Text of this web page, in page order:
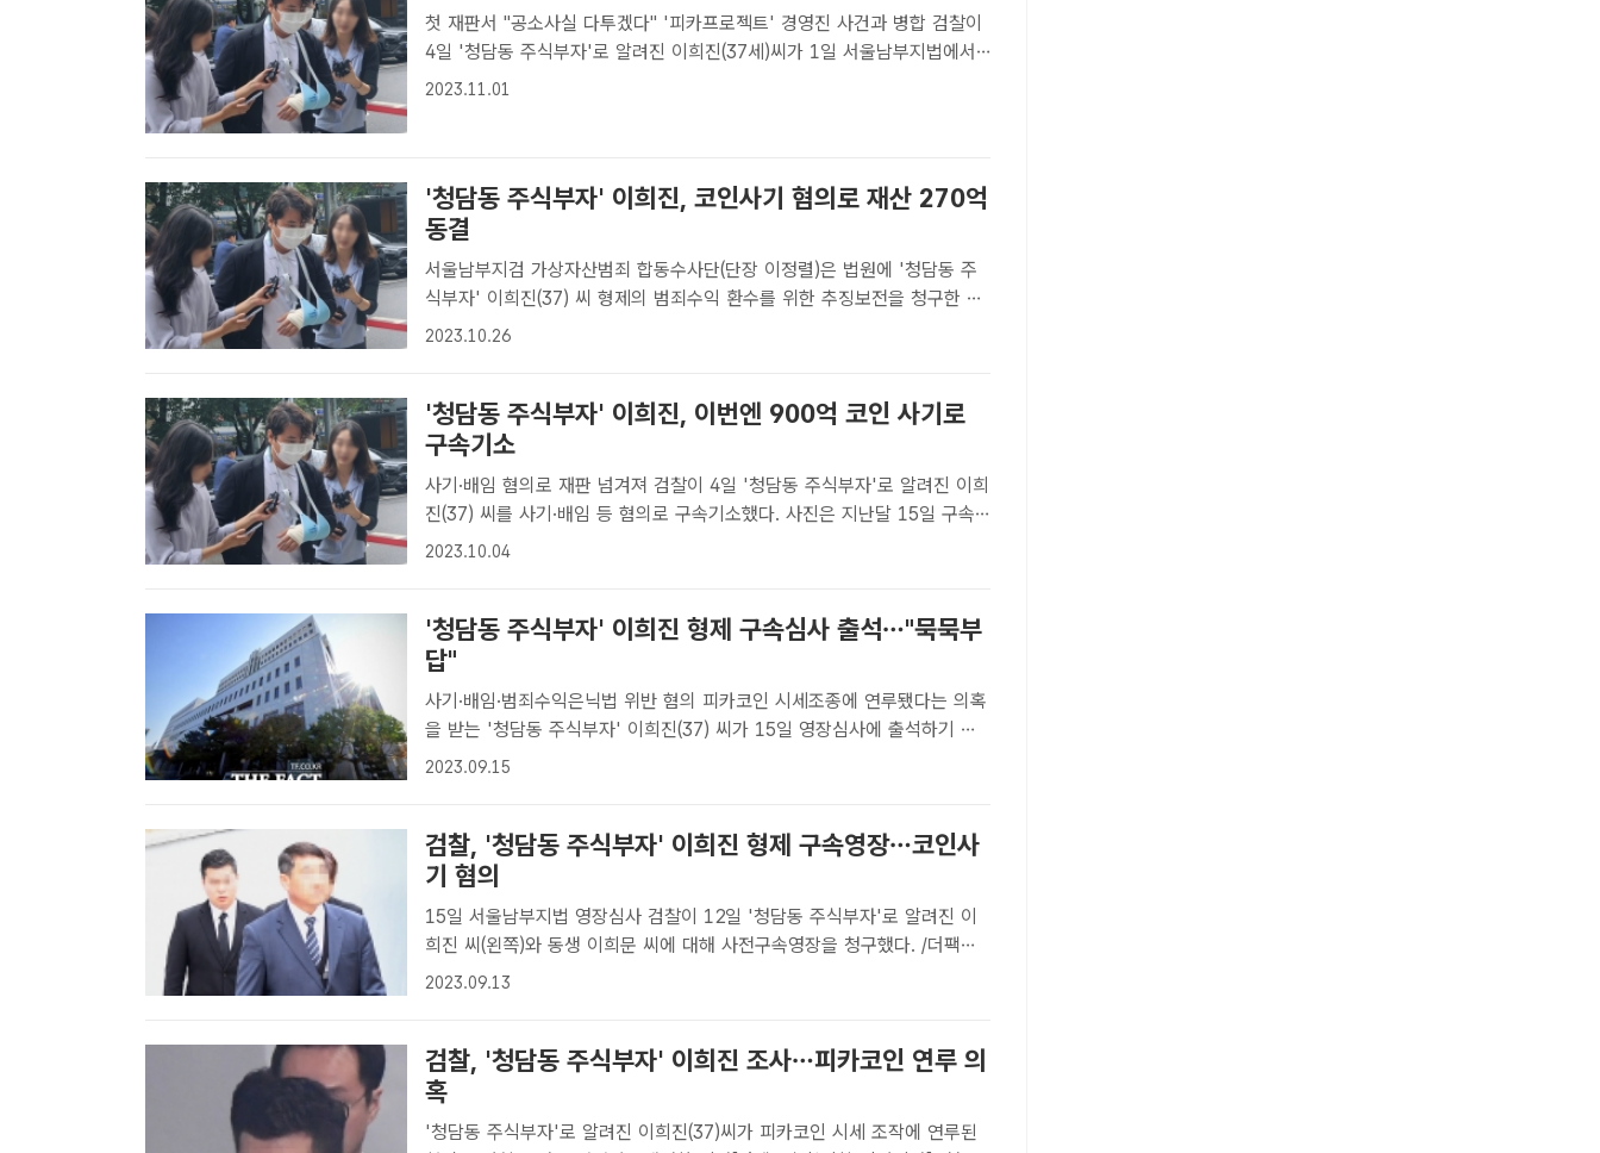
첫 재판서 "공소사실 다투겠다" '피카프로젝트' 경영진 사건과 병합 검찰이
4일 '청담동 주식부자'로 알려진 이희진(37세)씨가 1일 서울남부지법에서
열린 사기·배임 등 혐의 등의 재판에서 혐의를 부인했다. /황지향 기자[더팩
2023.11.01
'청담동 주식부자' 이희진, 코인사기 혐의로 재산 270억
동결
서울남부지검 가상자산범죄 합동수사단(단장 이정렬)은 법원에 '청담동 주
식부자' 이희진(37) 씨 형제의 범죄수익 환수를 위한 추징보전을 청구한 결
과 인용 결정을 받았다고 26일 밝혔다. 사진은 지난달 15일 구속 전 피의자
2023.10.26
'청담동 주식부자' 이희진, 이번엔 900억 코인 사기로
구속기소
사기·배임 혐의로 재판 넘겨져 검찰이 4일 '청담동 주식부자'로 알려진 이희
진(37) 씨를 사기·배임 등 혐의로 구속기소했다. 사진은 지난달 15일 구속
전 피의자심문을 위해 서울남부지법에 출석하는 이씨 모습. /황지향 기자[더
2023.10.04
'청담동 주식부자' 이희진 형제 구속심사 출석…"묵묵부
답"
사기·배임·범죄수익은닉법 위반 혐의 피카코인 시세조종에 연루됐다는 의혹
을 받는 '청담동 주식부자' 이희진(37) 씨가 15일 영장심사에 출석하기 위
해 서울남부지법에 도착했다. 사진은 서울남부지법. /더팩트DB[더팩트ㅣ조
2023.09.15
검찰, '청담동 주식부자' 이희진 형제 구속영장…코인사
기 혐의
15일 서울남부지법 영장심사 검찰이 12일 '청담동 주식부자'로 알려진 이
희진 씨(왼쪽)와 동생 이희문 씨에 대해 사전구속영장을 청구했다. /더팩트
DB[더팩트ㅣ황지향 기자] 피카코인 시세 조작 의혹을 수사하는 검찰이 '청
2023.09.13
검찰, '청담동 주식부자' 이희진 조사…피카코인 연루 의
혹
'청담동 주식부자'로 알려진 이희진(37)씨가 피카코인 시세 조작에 연루된